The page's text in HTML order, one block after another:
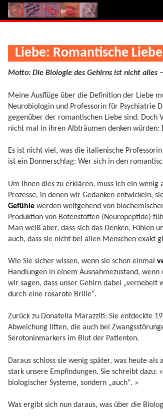
Liebe: Romantische
Motto: Die Biologie des Gehirns ist nicht alles
Meine Ausflüge über die Definition der Liebe
Neurobiologin und Professorin für Psychiatrie
gegenüber der romantischen Liebe sind. Doch
nicht mal in ihren Albträumen denken würden:
Es ist nicht viel, was die italienische
ist ein Donnerschlag: Wer sich in den
Um Ihnen dies zu erklären, muss ich ein wenig
Prozesse, in denen wir Gedanken entwickeln,
Gefühle werden weitgehend von
Produktion von Botenstoffen (Neuropeptide)
Man weiß aber, dass sich das Denken, Fühlen
auch, dass sie nicht bei allen Menschen exakt
Wie Sie sicher wissen, wenn sie schon einmal
Handlungen in einem Ausnahmezustand,
wir sagen, dass unser Gehirn dabei
durch eine rosarote Brille“.
Zurück zu Donatella Marazziti: Sie entdeckte
Abweichung litten, die auch bei
Serotoninmarkers im Blut der Patienten.
Daraus schloss sie wenig später, was heute
stark unsere Empfindungen. Sie schreibt dazu:
biologischer Systeme, sondern „auch“. »
Was ergibt sich nun daraus, was über die